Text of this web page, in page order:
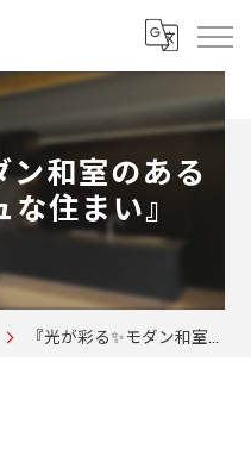
ン和室のある
住まい』
『光が彩る✨モダン和室のあるスタイリッシュな住まい』